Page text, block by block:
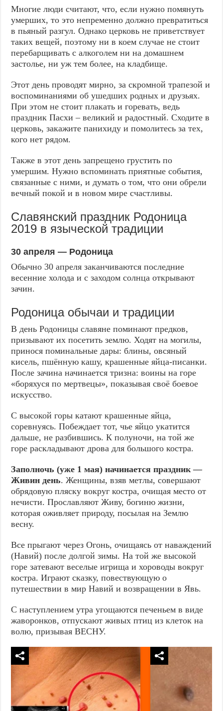
Многие люди считают, что, если нужно помянуть
умерших, то это непременно должно превратиться
в пьяный разгул. Однако церковь не приветствует
таких вещей, поэтому ни в коем случае не стоит
перебарщивать с алкоголем ни на домашнем
застолье, ни уж тем более, на кладбище.
Этот день проводят мирно, за скромной трапезой и
воспоминаниями об ушедших родных и друзьях.
При этом не стоит плакать и горевать, ведь
праздник Пасхи – великий и радостный. Сходите в
церковь, закажите панихиду и помолитесь за тех,
кого нет рядом.
Также в этот день запрещено грустить по
умершим. Нужно вспоминать приятные события,
связанные с ними, и думать о том, что они обрели
вечный покой и в новом мире счастливы.
Славянский праздник Родоница
2019 в языческой традиции
30 апреля — Родоница
Обычно 30 апреля заканчиваются последние
весенние холода и с заходом солнца открывают
зачин.
Родоница обычаи и традиции
В день Родоницы славяне поминают предков,
призывают их посетить землю. Ходят на могилы,
принося поминальные дары: блины, овсяный
кисель, пшённую кашу, крашенные яйца-писанки.
После зачина начинается тризна: воины на горе
«боряхуся по мертвецы», показывая своё боевое
искусство.
С высокой горы катают крашенные яйца,
соревнуясь. Побеждает тот, чье яйцо укатится
дальше, не разбившись. К полуночи, на той же
горе раскладывают дрова для большого костра.
Заполночь (уже 1 мая) начинается праздник —
Живин день. Женщины, взяв метлы, совершают
обрядовую пляску вокруг костра, очищая место от
нечисти. Прославляют Живу, богиню жизни,
которая оживляет природу, посылая на Землю
весну.
Все прыгают через Огонь, очищаясь от наваждений
(Навий) после долгой зимы. На той же высокой
горе затевают веселые игрища и хороводы вокруг
костра. Играют сказку, повествующую о
путешествии в мир Навий и возвращении в Явь.
С наступлением утра угощаются печеньем в виде
жаворонков, отпускают живых птиц из клеток на
волю, призывая ВЕСНУ.